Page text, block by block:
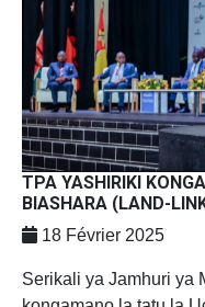
TPA YASHIRIKI
BIASHARA (LAND-
18 Février 2025
Serikali ya Jamhuri ya